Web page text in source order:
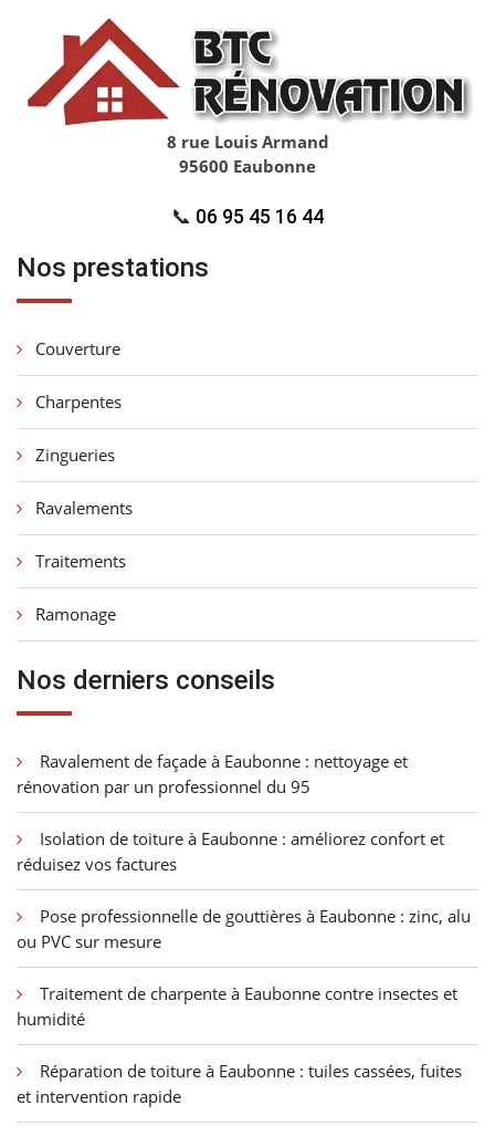
8 rue Louis Armand
95600 Eaubonne
📞 06 95 45 16 44
Nos prestations
Couverture
Charpentes
Zingueries
Ravalements
Traitements
Ramonage
Nos derniers conseils
Ravalement de façade à Eaubonne : nettoyage et
rénovation par un professionnel du 95
Isolation de toiture à Eaubonne : améliorez confort et
réduisez vos factures
Pose professionnelle de gouttières à Eaubonne : zinc, alu
ou PVC sur mesure
Traitement de charpente à Eaubonne contre insectes et
humidité
Réparation de toiture à Eaubonne : tuiles cassées, fuites
et intervention rapide